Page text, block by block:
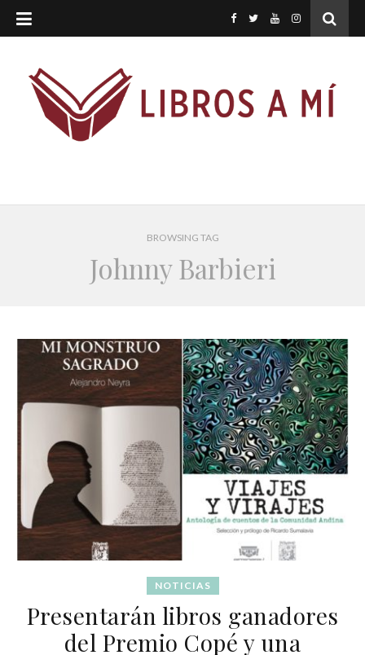
BROWSING TAG
Johnny Barbieri
NOTICIAS
Presentarán libros ganadores
del Premio Copé y una